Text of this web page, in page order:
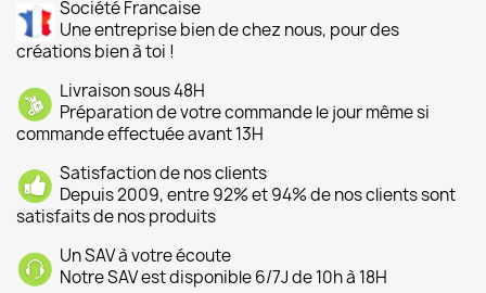
Société Francaise
Une entreprise bien de chez nous, pour des
créations bien à toi !
Livraison sous 48H
Préparation de votre commande le jour même si
commande effectuée avant 13H
Satisfaction de nos clients
Depuis 2009, entre 92% et 94% de nos clients sont
satisfaits de nos produits
Un SAV à votre écoute
Notre SAV est disponible 6/7J de 10h à 18H